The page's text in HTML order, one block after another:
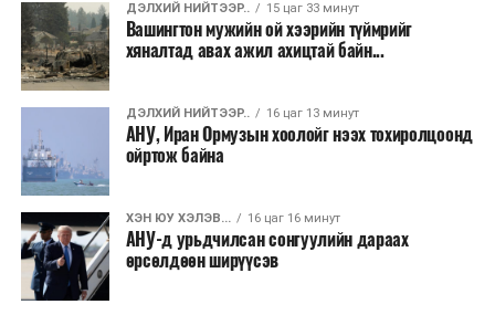
ДЭЛХИЙ НИЙТЭЭР.. 15 цаг 33 минут
Вашингтон мужийн ой хээрийн түймрийг
хяналтад авах ажил ахицтай байн...
ДЭЛХИЙ НИЙТЭЭР.. 16 цаг 13 минут
АНУ, Иран Ормузын хоолойг нээх тохиролцоонд
ойртож байна
ХЭН ЮУ ХЭЛЭВ... 16 цаг 16 минут
АНУ-д урьдчилсан сонгуулийн дараах
өрсөлдөөн ширүүсэв